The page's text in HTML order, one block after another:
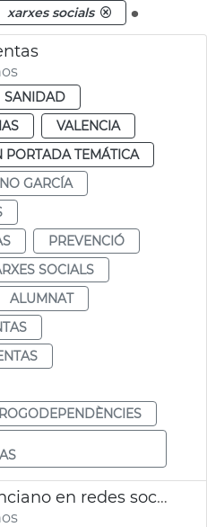
xarxes socials
SANIDAD
VALENCIA
PORTADA TEMÁTICA
GARCÍA
PREVENCIÓ
SOCIALS
ALUMNAT
Campaña uso valenciano en redes sociales